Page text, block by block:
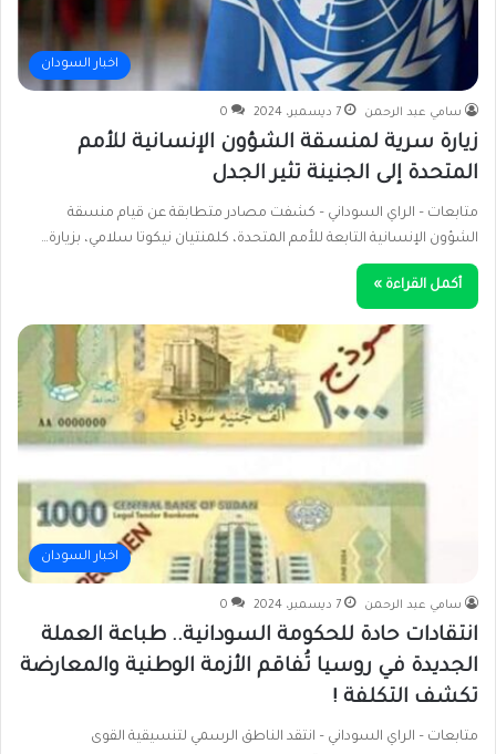
اخبار السودان
سامي عبد الرحمن 7 ديسمبر، 2024 0
زيارة سرية لمنسقة الشؤون الإنسانية للأمم
المتحدة إلى الجنينة تثير الجدل
متابعات – الراي السوداني – كشفت مصادر متطابقة عن قيام منسقة
الشؤون الإنسانية التابعة للأمم المتحدة، كلمنتيان نيكوتا سلامي، بزيارة…
أكمل القراءة »
اخبار السودان
سامي عبد الرحمن 7 ديسمبر، 2024 0
انتقادات حادة للحكومة السودانية.. طباعة العملة
الجديدة في روسيا تُفاقم الأزمة الوطنية والمعارضة
تكشف التكلفة !
متابعات – الراي السوداني – انتقد الناطق الرسمي لتنسيقية القوى